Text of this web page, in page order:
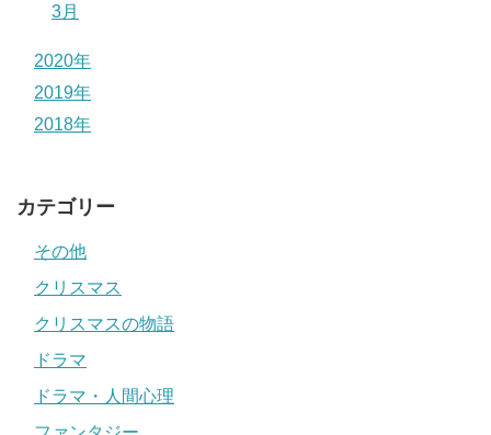
3月
2020年
2019年
2018年
カテゴリー
その他
クリスマス
クリスマスの物語
ドラマ
ドラマ・人間心理